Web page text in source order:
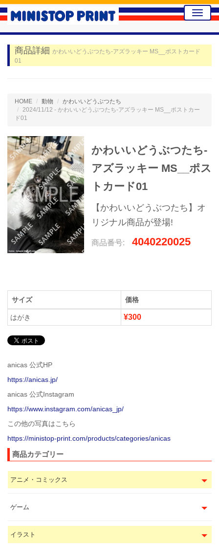
Toggle
商品詳細 かわいいどうぶつたち-アズラッキー MS__ポストカード
01
HOME 動物
かわいいどうぶつたち
2024/11/12 - かわいいどうぶつたち-アズラッキー MS__ポストカー
ド01
かわいいどうぶつたち-
アズラッキー MS__ポス
トカード01
【かわいいどうぶつたち】オ
リジナル商品が登場!
商品番号: 4040220025
サイズ 価格
はがき ¥300
anicas 公式HP
https://anicas.jp/
anicas 公式Instagram
https://www.instagram.com/anicas_jp/
この他の写真はこちら
https://ministop-print.com/products/categories/anicas
商品カテゴリー
アニメ・コミックス
ゲーム
イラスト